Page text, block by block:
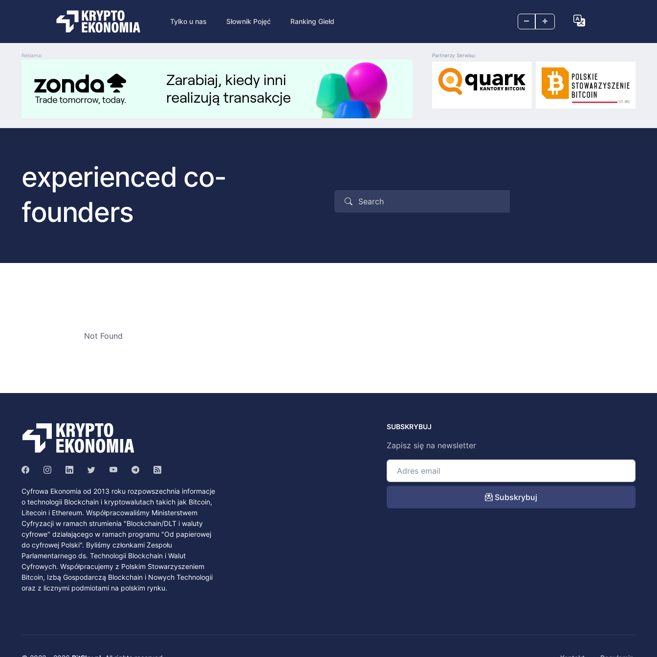
– +
Tylko u nas Słownik Pojęć Ranking Giełd
Reklama: Partnerzy Serwisu:
experienced co-
founders
Not Found
Cyfrowa Ekonomia od 2013 roku rozpowszechnia informacje
o technologii Blockchain i kryptowalutach takich jak Bitcoin,
Litecoin i Ethereum. Współpracowaliśmy Ministerstwem
Cyfryzacji w ramach strumienia "Blockchain/DLT i waluty
cyfrowe" działającego w ramach programu "Od papierowej
do cyfrowej Polski". Byliśmy członkami Zespołu
Parlamentarnego ds. Technologii Blockchain i Walut
Cyfrowych. Współpracujemy z Polskim Stowarzyszeniem
Bitcoin, Izbą Gospodarczą Blockchain i Nowych Technologii
oraz z licznymi podmiotami na polskim rynku.
SUBSKRYBUJ
Zapisz się na newsletter
Subskrybuj